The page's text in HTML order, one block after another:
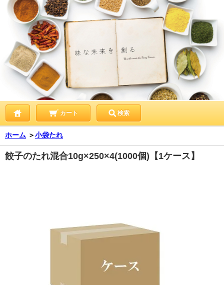
カート 検索
ホーム ＞小袋たれ
餃子のたれ混合10g×250×4(1000個)【1ケース】